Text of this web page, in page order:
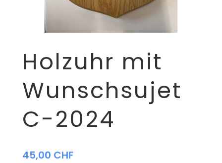
Holzuhr mit
Wunschsujet
C-2024
45,00 CHF